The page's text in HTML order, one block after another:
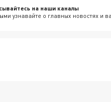
на наши каналы
узнавайте о главных новостях и